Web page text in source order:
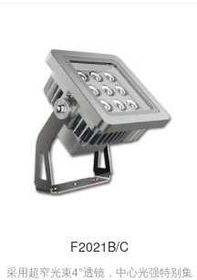
F2021B/C
采用超窄光束4°透镜，中心光强特别集